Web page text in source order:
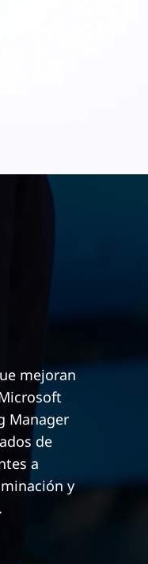
mejoran
Manager
de
a
y